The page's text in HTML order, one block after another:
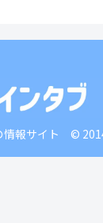
情報サイト ©